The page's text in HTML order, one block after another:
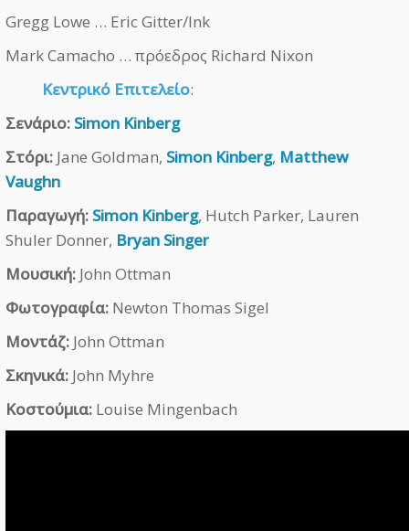
Gregg Lowe … Eric Gitter/Ink
Mark Camacho … πρόεδρος Richard Nixon
Κεντρικό Επιτελείο:
Σενάριο: Simon Kinberg
Στόρι: Jane Goldman, Simon Kinberg, Matthew
Vaughn
Παραγωγή: Simon Kinberg, Hutch Parker, Lauren
Shuler Donner, Bryan Singer
Μουσική: John Ottman
Φωτογραφία: Newton Thomas Sigel
Μοντάζ: John Ottman
Σκηνικά: John Myhre
Κοστούμια: Louise Mingenbach